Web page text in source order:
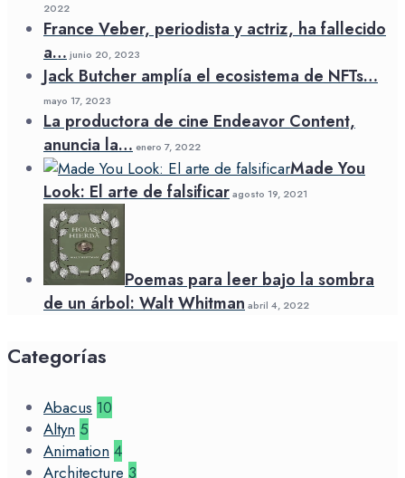
2022
France Veber, periodista y actriz, ha fallecido
a… junio 20, 2023
Jack Butcher amplía el ecosistema de NFTs…
mayo 17, 2023
La productora de cine Endeavor Content,
anuncia la… enero 7, 2022
Made You
Look: El arte de falsificaragosto 19, 2021
Poemas para leer bajo la sombra
de un árbol: Walt Whitman abril 4, 2022
Categorías
Abacus 10
Altyn 5
Animation 4
Architecture 3